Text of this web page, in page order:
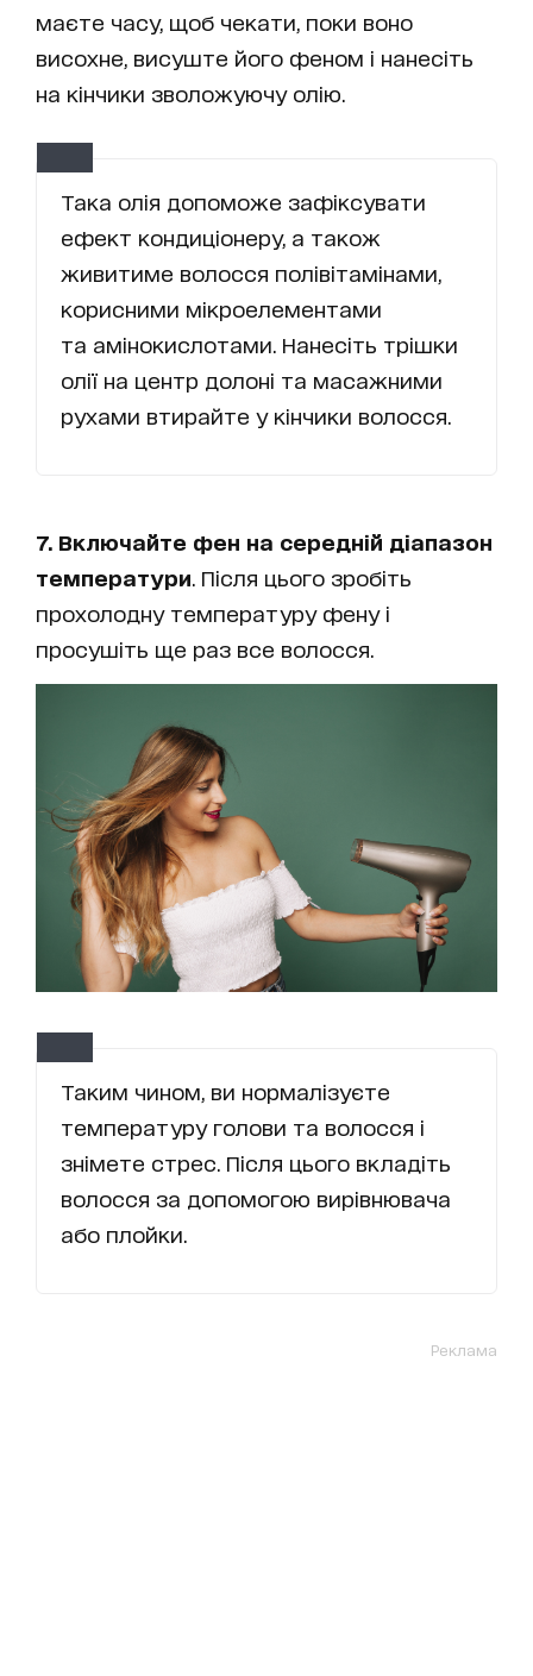
маєте часу, щоб чекати, поки воно
висохне, висуште його феном і нанесіть
на кінчики зволожуючу олію.
Така олія допоможе зафіксувати
ефект кондиціонеру, а також
живитиме волосся полівітамінами,
корисними мікроелементами
та амінокислотами. Нанесіть трішки
олії на центр долоні та масажними
рухами втирайте у кінчики волосся.
7. Включайте фен на середній діапазон
температури . Після цього зробіть
прохолодну температуру фену і
просушіть ще раз все волосся.
Таким чином, ви нормалізуєте
температуру голови та волосся і
знімете стрес. Після цього вкладіть
волосся за допомогою вирівнювача
або плойки.
Реклама